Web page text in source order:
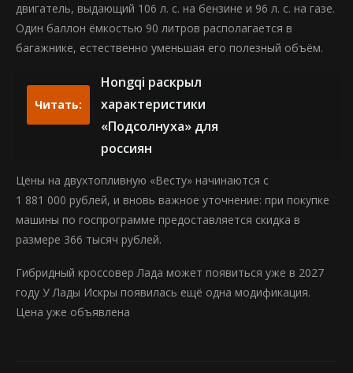
двигатель, выдающий 106 л. с. на бензине и 96 л. с. на газе.
Один баллон ёмкостью 90 литров располагается в
багажнике, естественно уменьшая его полезный объём.
Читать:
Hongqi раскрыл
характеристики
«Подсолнуха» для
россиян
Цены на двухтопливную «Весту» начинаются с
1 881 000 рублей, и вновь важное уточнение: при покупке
машины по госпрограмме предоставляется скидка в
размере 366 тысяч рублей.
Гибридный кроссовер Лада может появиться уже в 2027
году У Лады Искры появилась ещё одна модификация.
Цена уже объявлена